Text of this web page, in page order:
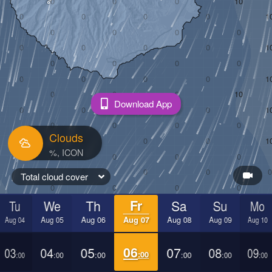
Clouds
Total cloud cover
Tu
Aug 04
We
Aug 05
Th
Aug 06
Fr
Aug 07
Sa
Aug 08
Su
Aug 09
Mo
Aug 10
03:00 04:00 05:00 06:00 07:00 08:00 09:00
Download App